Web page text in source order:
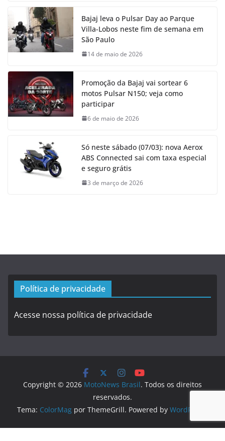
Bajaj leva o Pulsar Day ao Parque
Villa-Lobos neste fim de semana em
São Paulo
14 de maio de 2026
Promoção da Bajaj vai sortear 6
motos Pulsar N150; veja como
participar
6 de maio de 2026
Só neste sábado (07/03): nova Aerox
ABS Connected sai com taxa especial
e seguro grátis
3 de março de 2026
Política de privacidade
Acesse nossa política de privacidade
Copyright © 2026 MotoNews Brasil. Todos os direitos
reservados.
Tema: ColorMag por ThemeGrill. Powered by WordPress